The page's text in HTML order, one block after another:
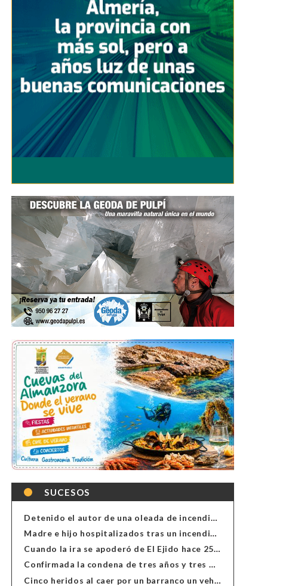
SUCESOS
Detenido el autor de una oleada de incendios de contenedores en Almería
Madre e hijo hospitalizados tras un incendio en la cocina de una vivienda en Almería
Cuando la ira se apoderó de El Ejido hace 25 años
Confirmada la condena de tres años y tres meses al hombre de Antas acusado de xenofobia
Cinco heridos al caer por un barranco un vehículo en Alcolea